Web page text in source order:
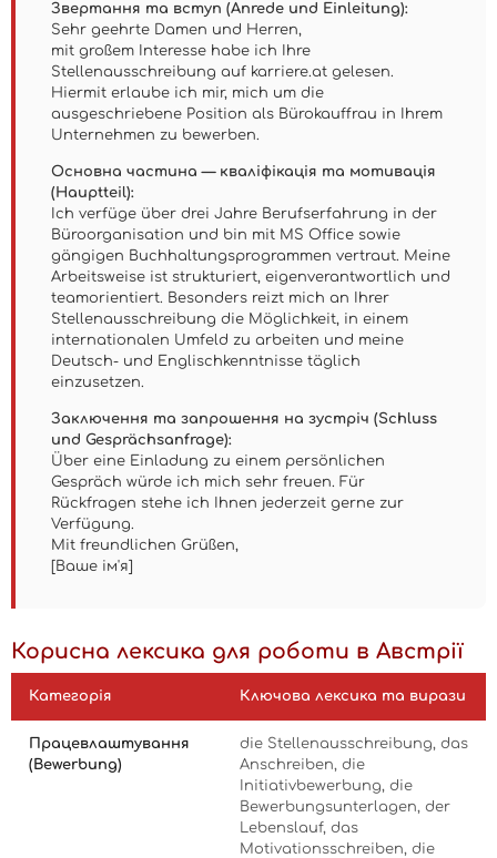
Звертання та вступ (Anrede und Einleitung):
Sehr geehrte Damen und Herren,
mit großem Interesse habe ich Ihre
Stellenausschreibung auf karriere.at gelesen.
Hiermit erlaube ich mir, mich um die
ausgeschriebene Position als Bürokauffrau in Ihrem
Unternehmen zu bewerben.
Основна частина — кваліфікація та мотивація
(Hauptteil):
Ich verfüge über drei Jahre Berufserfahrung in der
Büroorganisation und bin mit MS Office sowie
gängigen Buchhaltungsprogrammen vertraut. Meine
Arbeitsweise ist strukturiert, eigenverantwortlich und
teamorientiert. Besonders reizt mich an Ihrer
Stellenausschreibung die Möglichkeit, in einem
internationalen Umfeld zu arbeiten und meine
Deutsch- und Englischkenntnisse täglich
einzusetzen.
Заключення та запрошення на зустріч (Schluss
und Gesprächsanfrage):
Über eine Einladung zu einem persönlichen
Gespräch würde ich mich sehr freuen. Für
Rückfragen stehe ich Ihnen jederzeit gerne zur
Verfügung.
Mit freundlichen Grüßen,
[Ваше ім'я]
Корисна лексика для роботи в Австрії
Категорія Ключова лексика та вирази
Працевлаштування
(Bewerbung)
die Stellenausschreibung, das
Anschreiben, die
Initiativbewerbung, die
Bewerbungsunterlagen, der
Lebenslauf, das
Motivationsschreiben, die